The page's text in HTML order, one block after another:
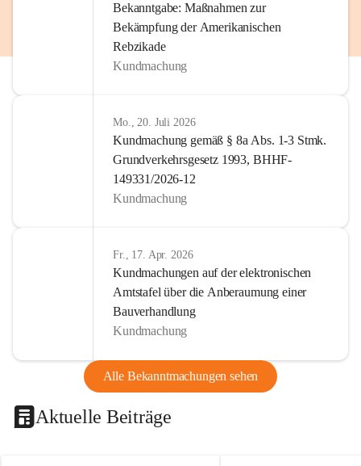
Bekanntgabe: Maßnahmen zur
Bekämpfung der Amerikanischen
Rebzikade
Kundmachung
Mo., 20. Juli 2026
Kundmachung gemäß § 8a Abs. 1-3 Stmk.
Grundverkehrsgesetz 1993, BHHF-
149331/2026-12
Kundmachung
Fr., 17. Apr. 2026
Kundmachungen auf der elektronischen
Amtstafel über die Anberaumung einer
Bauverhandlung
Kundmachung
Alle Bekanntmachungen sehen
Aktuelle Beiträge